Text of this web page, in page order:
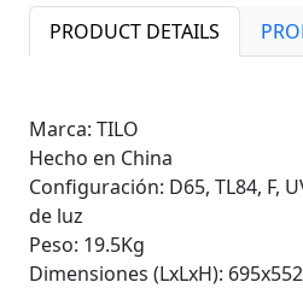
PRODUCT DETAILS
Marca: TILO
Hecho en China
Configuración: D65, TL84, F,
de luz
Peso: 19.5Kg
Dimensiones (LxLxH):